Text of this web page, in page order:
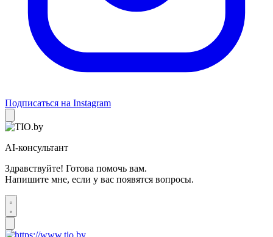
Подписаться на Instagram
AI-консультант
Здравствуйте! Готова помочь вам.
Напишите мне, если у вас появятся вопросы.